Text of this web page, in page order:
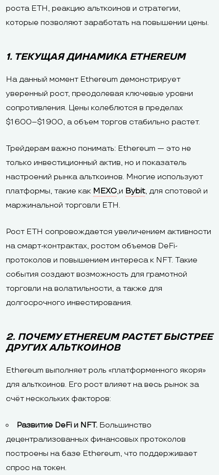
роста ETH, реакцию альткоинов и стратегии,
которые позволяют заработать на повышении цены.
1. ТЕКУЩАЯ ДИНАМИКА ETHEREUM
На данный момент Ethereum демонстрирует
уверенный рост, преодолевая ключевые уровни
сопротивления. Цены колеблются в пределах
$1 600–$1 900, а объем торгов стабильно растет.
Трейдерам важно понимать: Ethereum — это не
только инвестиционный актив, но и показатель
настроений рынка альткоинов. Многие используют
платформы, такие как MEXC,и Bybit, для спотовой и
маржинальной торговли ETH.
Рост ETH сопровождается увеличением активности
на смарт-контрактах, ростом объемов DeFi-
протоколов и повышением интереса к NFT. Такие
события создают возможность для грамотной
торговли на волатильности, а также для
долгосрочного инвестирования.
2. ПОЧЕМУ ETHEREUM РАСТЕТ БЫСТРЕЕ
ДРУГИХ АЛЬТКОИНОВ
Ethereum выполняет роль «платформенного якоря»
для альткоинов. Его рост влияет на весь рынок за
счёт нескольких факторов:
Развитие DeFi и NFT. Большинство
децентрализованных финансовых протоколов
построены на базе Ethereum, что поддерживает
спрос на токен.